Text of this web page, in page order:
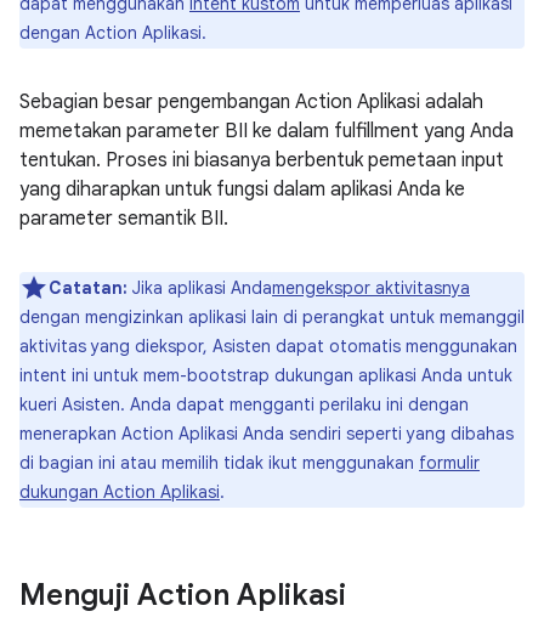
dengan Action Aplikasi.
Sebagian besar pengembangan Action Aplikasi adalah
memetakan parameter BII ke dalam fulfillment yang Anda
tentukan. Proses ini biasanya berbentuk pemetaan input
yang diharapkan untuk fungsi dalam aplikasi Anda ke
parameter semantik BII.
Catatan: Jika aplikasi Andamengekspor aktivitasnya
dengan mengizinkan aplikasi lain di perangkat untuk memanggil
aktivitas yang diekspor, Asisten dapat otomatis menggunakan
intent ini untuk mem-bootstrap dukungan aplikasi Anda untuk
kueri Asisten. Anda dapat mengganti perilaku ini dengan
menerapkan Action Aplikasi Anda sendiri seperti yang dibahas
di bagian ini atau memilih tidak ikut menggunakan formulir
dukungan Action Aplikasi.
Menguji Action Aplikasi